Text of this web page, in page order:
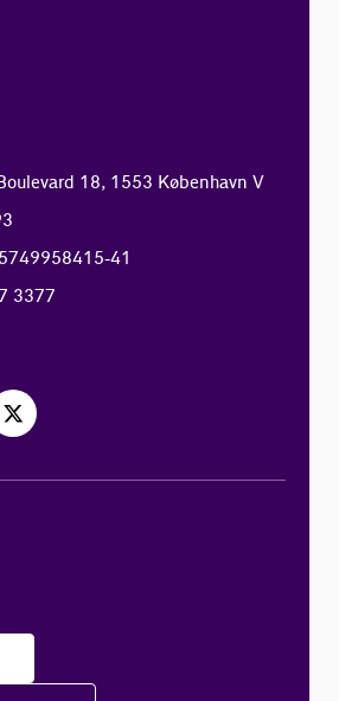
18, 1553 København V
41
3377